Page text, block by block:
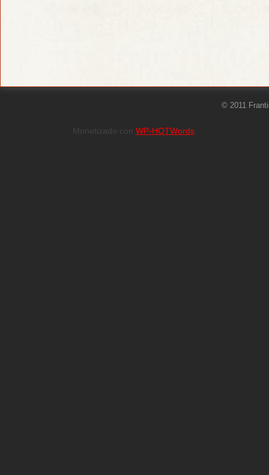
© 2011
Monetizado con WP-HOTWords.